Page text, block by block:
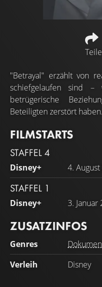
"Betrayal" erzählt von
schiefgelaufen sind –
betrügerische
Beteiligten zerstört haben.
FILMSTARTS
STAFFEL 4
Disney+ 4.
STAFFEL 1
Disney+ 3. Januar
ZUSATZINFOS
Genres
Verleih
Disney